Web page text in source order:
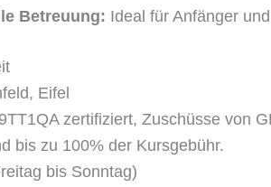
Betreuung: Ideal für Anfänger
Eifel
zertifiziert, Zuschüsse von
bis zu 100% der Kursgebühr.
bis Sonntag)